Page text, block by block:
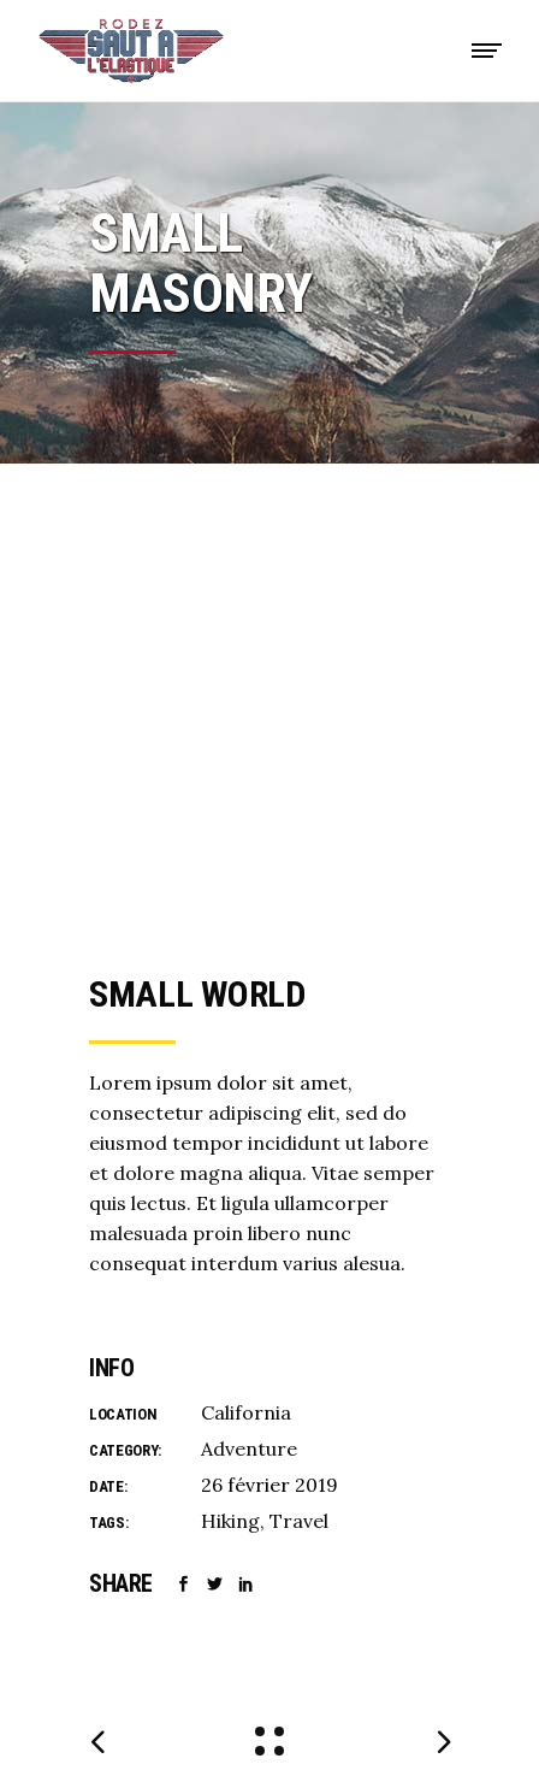
SMALL
MASONRY
SMALL WORLD
Lorem ipsum dolor sit amet,
consectetur adipiscing elit, sed do
eiusmod tempor incididunt ut labore
et dolore magna aliqua. Vitae semper
quis lectus. Et ligula ullamcorper
malesuada proin libero nunc
consequat interdum varius alesua.
INFO
LOCATION California
CATEGORY: Adventure
DATE: 26 février 2019
TAGS: Hiking Travel
SHARE